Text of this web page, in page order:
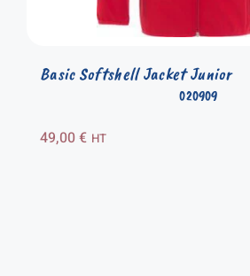
020909
Basic Softshell Jacket Junior
49,00€ HT